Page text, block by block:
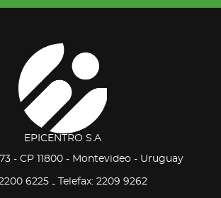
EPICENTRO S.A
- CP 11800 - Montevideo - Uruguay
2200 6225- Telefax: 2209 9262